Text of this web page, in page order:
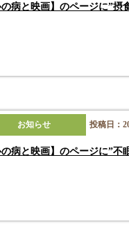
病と映画】のページに”摂
お知らせ 投稿日：
病と映画】のページに”不